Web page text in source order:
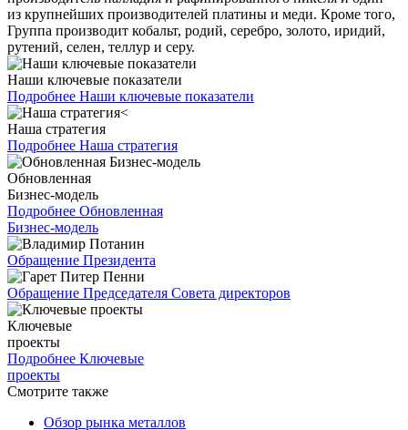
из крупнейших производителей платины и меди. Кроме того,
Группа производит кобальт, родий, серебро, золото, иридий,
рутений, селен, теллур и серу.
Наши ключевые показатели
Подробнее Наши ключевые показатели
Наша стратегия
Подробнее Наша стратегия
Обновленная
Бизнес-модель
Подробнее Обновленная
Бизнес-модель
Обращение Президента
Обращение Председателя Совета директоров
Ключевые
проекты
Подробнее Ключевые
проекты
Смотрите также
Обзор рынка металлов